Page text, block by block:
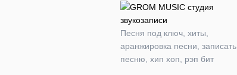
Песня под ключ, хиты,
аранжировка песни, записать
песню, хип хоп, рэп бит